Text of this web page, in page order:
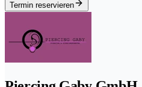
Termin reservieren